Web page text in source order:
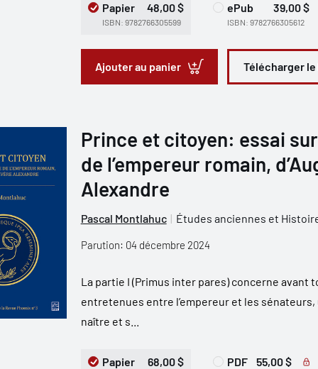
Papier 48,00 $
ISBN: 9782766305599
ePub 39,00 $
ISBN: 9782766305612
Ajouter au panier Télécharger le
Prince et citoyen: essai
de l’empereur romain,
Alexandre
Pascal Montlahuc Études anciennes et
Parution: 04 décembre 2024
La partie I (Primus inter pares) concerne avant
entretenues entre l’empereur et les sénateurs,
naître et s...
Papier 68,00 $ PDF 55,00 $